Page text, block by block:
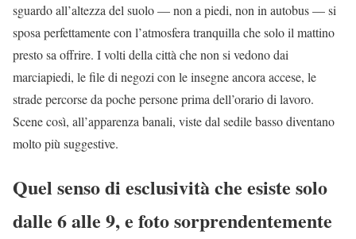
sguardo all’altezza del suolo — non a piedi, non in autobus — si
sposa perfettamente con l’atmosfera tranquilla che solo il mattino
presto sa offrire. I volti della città che non si vedono dai
marciapiedi, le file di negozi con le insegne ancora accese, le
strade percorse da poche persone prima dell’orario di lavoro.
Scene così, all’apparenza banali, viste dal sedile basso diventano
molto più suggestive.
Quel senso di esclusività che esiste solo
dalle 6 alle 9, e foto sorprendentemente